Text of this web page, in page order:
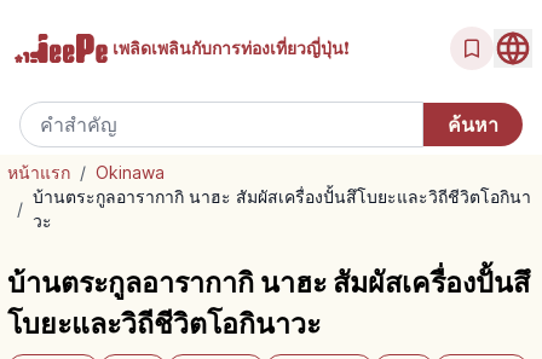
เพลิดเพลินกับการท่องเที่ยวญี่ปุ่น!
หน้าแรก / Okinawa
/
บ้านตระกูลอารากากิ นาฮะ สัมผัสเครื่องปั้นสึโบยะและวิถีชีวิตโอกินา
วะ
บ้านตระกูลอารากากิ นาฮะ สัมผัสเครื่องปั้นสึ
โบยะและวิถีชีวิตโอกินาวะ